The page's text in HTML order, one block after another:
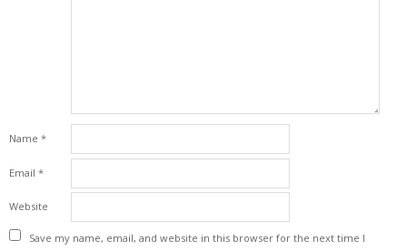
Name *
Email *
Website
Save my name, email, and website in this browser for the next time I